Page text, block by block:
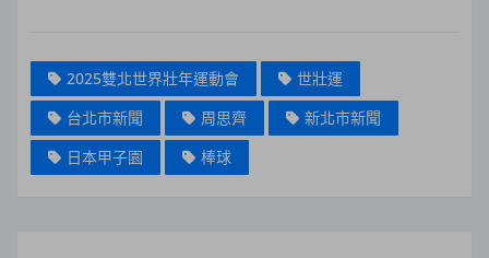
2025雙北世界壯年運動會
世壯運
台北市新聞
周思齊
新北市新聞
日本甲子園
棒球